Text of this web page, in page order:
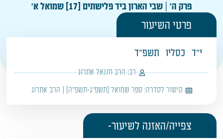
פרק ה' | שבי הארון ביד פלישתים [17] שמואל א'
פרטי השיעור
י"ד כסליו תשפ"ד
רב: הרב חננאל אתרוג
קישור לסדרה: ספר שמואל [תשפ"ג-תשפ"ה] | הרב אתרוג
צפייה/האזנה לשיעור-